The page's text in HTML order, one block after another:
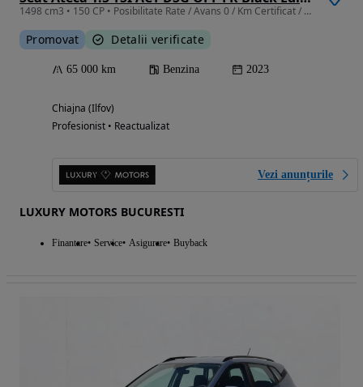
1498 cm3 • 150 CP • Posibilitate Rate / Avans 0 / Km Certificat / Garantie Extinsa
Promovat Detalii verificate
65 000 km Benzina 2023
Chiajna (Ilfov)
Profesionist • Reactualizat
Vezi anunțurile
LUXURY MOTORS BUCURESTI
Finantare Service Asigurare Buyback